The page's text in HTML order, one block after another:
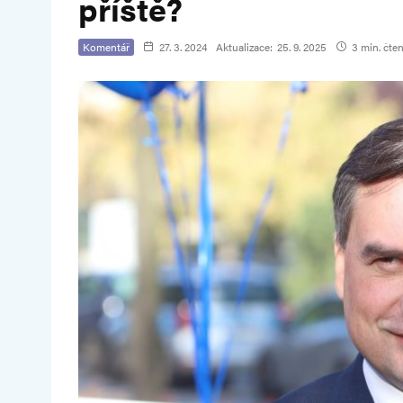
Komentář 27. 3. 2024 Aktualizace: 25. 9. 2025 3 min.